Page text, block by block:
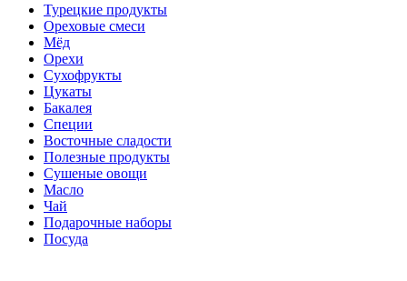
Турецкие продукты
Ореховые смеси
Мёд
Орехи
Сухофрукты
Цукаты
Бакалея
Специи
Восточные сладости
Полезные продукты
Сушеные овощи
Масло
Чай
Подарочные наборы
Посуда